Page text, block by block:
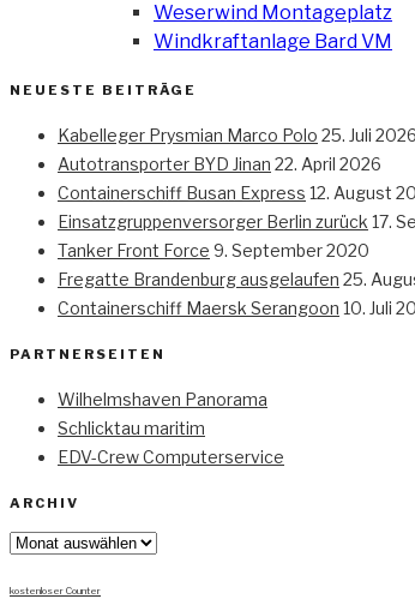
Weserwind Montageplatz
Windkraftanlage Bard VM
NEUESTE BEITRÄGE
Kabelleger Prysmian Marco Polo 25. Juli 2026
Autotransporter BYD Jinan 22. April 2026
Containerschiff Busan Express 12. August
Einsatzgruppenversorger Berlin zurück 17.
Tanker Front Force 9. September 2020
Fregatte Brandenburg ausgelaufen 25.
Containerschiff Maersk Serangoon 10. Juli
PARTNERSEITEN
Wilhelmshaven Panorama
Schlicktau maritim
EDV-Crew Computerservice
ARCHIV
Archiv
kostenloser Counter